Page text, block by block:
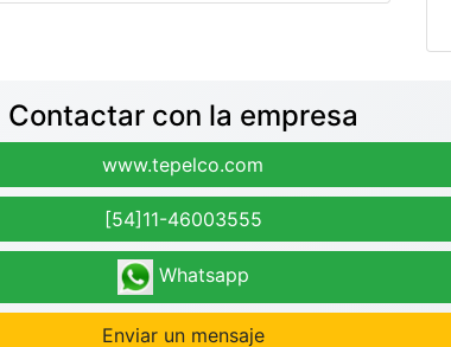
Contactar con la empresa
www.tepelco.com
[54]11-46003555
Whatsapp
Enviar un mensaje